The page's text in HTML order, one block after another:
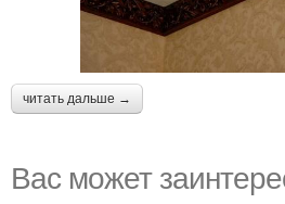
читать дальше →
Вас может